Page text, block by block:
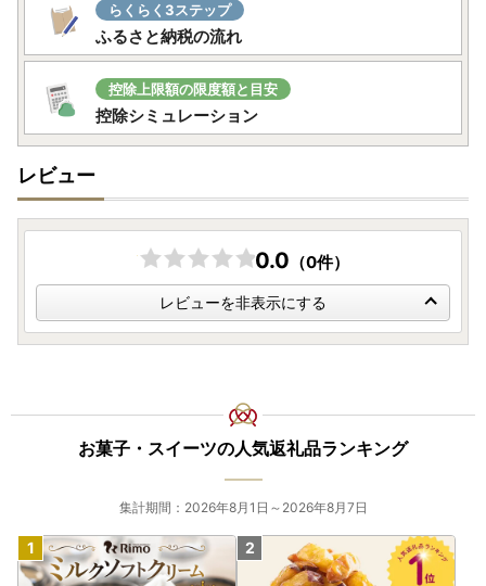
らくらく3ステップ
ふるさと納税の流れ
控除上限額の限度額と目安
控除シミュレーション
レビュー
0.0 （0件）
レビューを非表示にする
お菓子・スイーツの人気返礼品ランキング
集計期間：2026年8月1日～2026年8月7日